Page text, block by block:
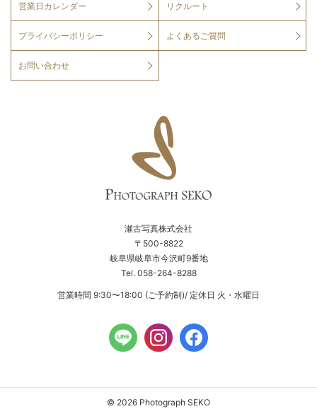
営業日カレンダー リクルート
プライバシーポリシー よくあるご質問
お問い合わせ
瀬古写真株式会社
〒500-8822
岐阜県岐阜市今沢町9番地
Tel. 058-264-8288
営業時間 9:30〜18:00 (ご予約制)/ 定休日 火・水曜日
© 2026 Photograph SEKO